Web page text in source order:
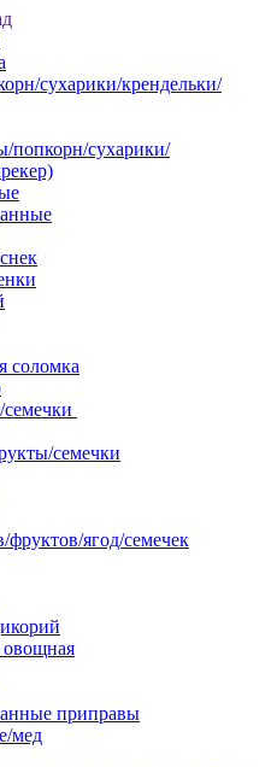
сухарики/крендельки/
попкорн/сухарики/
соломка
семечки
фруктов/ягод/семечек
овощная
приправы
мед